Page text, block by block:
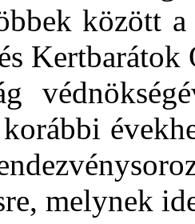
között
Kertbarátok
melynek